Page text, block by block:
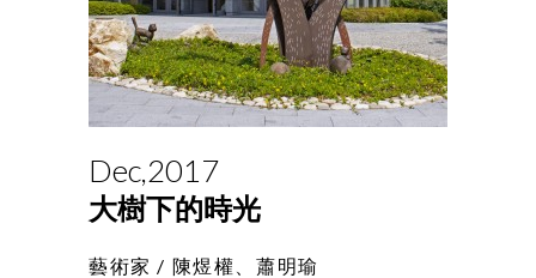
Dec,2017
大樹下的時光
藝術家 / 陳煜權、蕭明瑜